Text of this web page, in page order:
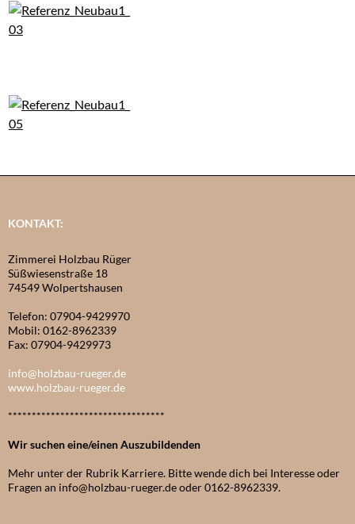
KONTAKT:
Zimmerei Holzbau Rüger
Süßwiesenstraße 18
74549 Wolpertshausen
Telefon: 07904-9429970
Mobil: 0162-8962339
Fax: 07904-9429973
info@holzbau-rueger.de
www.holzbau-rueger.de
*********************************
Wir suchen eine/einen Auszubildenden
Mehr unter der Rubrik Karriere. Bitte wende dich bei Interesse oder
Fragen an info@holzbau-rueger.de oder 0162-8962339.